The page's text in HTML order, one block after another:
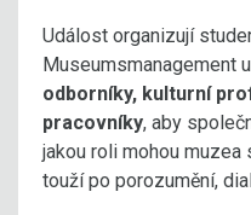
Událost organizují
Museumsmanagement
odborníky, kulturní
pracovníky, aby
jakou roli mohou
touží po porozumění,